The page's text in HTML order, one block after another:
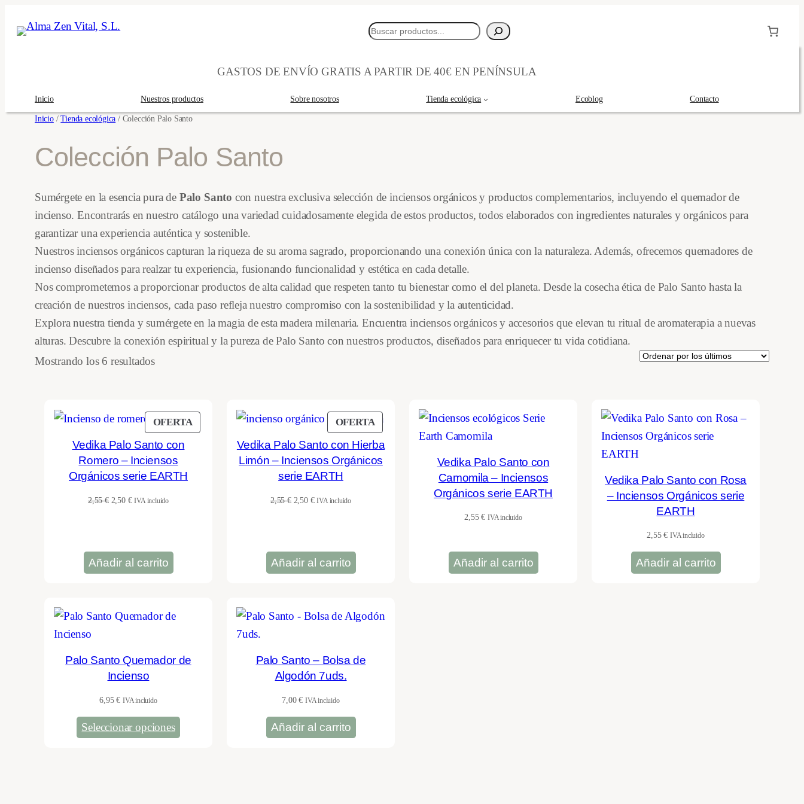
Buscar
GASTOS DE ENVÍO GRATIS A PARTIR DE 40€ EN PENÍNSULA
Inicio Nuestros productos Sobre nosotros Tienda ecológica Ecoblog Contacto
Inicio/Tienda ecológica / Colección Palo Santo
Colección Palo Santo
Sumérgete en la esencia pura de Palo Santo con nuestra exclusiva selección de inciensos orgánicos y productos complementarios, incluyendo el quemador de
incienso. Encontrarás en nuestro catálogo una variedad cuidadosamente elegida de estos productos, todos elaborados con ingredientes naturales y orgánicos para
garantizar una experiencia auténtica y sostenible.
Nuestros inciensos orgánicos capturan la riqueza de su aroma sagrado, proporcionando una conexión única con la naturaleza. Además, ofrecemos quemadores de
incienso diseñados para realzar tu experiencia, fusionando funcionalidad y estética en cada detalle.
Nos comprometemos a proporcionar productos de alta calidad que respeten tanto tu bienestar como el del planeta. Desde la cosecha ética de Palo Santo hasta la
creación de nuestros inciensos, cada paso refleja nuestro compromiso con la sostenibilidad y la autenticidad.
Explora nuestra tienda y sumérgete en la magia de esta madera milenaria. Encuentra inciensos orgánicos y accesorios que elevan tu ritual de aromaterapia a nuevas
alturas. Descubre la conexión espiritual y la pureza de Palo Santo con nuestros productos, diseñados para enriquecer tu vida cotidiana.
Mostrando los 6 resultadosOrdenado
últimos
OFERTAPRODUCTO
EN
Vedika Palo Santo con
Romero – Inciensos
Orgánicos serie EARTH
2,55€ El
2,55 €.
2,50 €El
2,50 €.
IVA incluido
Añadir al carrito
OFERTAPRODUCTO
EN
OFERTA
Vedika Palo Santo con Hierba
Limón – Inciensos Orgánicos
serie EARTH
2,55€ El
2,55 €.
2,50 €El
2,50 €.
IVA incluido
Añadir al carrito
Vedika Palo Santo con
Camomila – Inciensos
Orgánicos serie EARTH
2,55€ IVA incluido
Añadir al carrito
Vedika Palo Santo con Rosa
– Inciensos Orgánicos serie
EARTH
2,55€ IVA incluido
Añadir al carrito
Palo Santo Quemador de
Incienso
6,95€ IVA incluido
Seleccionar opciones
Palo Santo – Bolsa de
Algodón 7uds.
7,00€ IVA incluido
Añadir al carrito